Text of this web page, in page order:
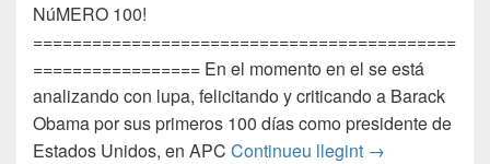
NúMERO 100!
===========================================
================= En el momento en el se está
analizando con lupa, felicitando y criticando a Barack
Obama por sus primeros 100 días como presidente de
Estados Unidos, en APC Continueu llegint APC Noticias
→